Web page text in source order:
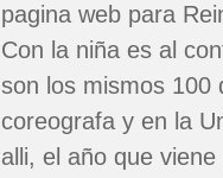
pagina web para
Con la niña es al
son los mismos 100
coreografa y en la
alli, el año que